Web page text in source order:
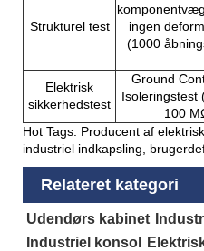
Strukturel test
ingen
(1000
Elektrisk
sikkerhedstest
Ground
Isoleringstest
100
Hot Tags: Producent af
industriel indkapsling,
Relateret kategori
Udendørs kabinet
Industriel konsol